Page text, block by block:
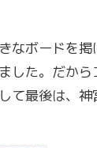
なボードを
た。だから
て最後は、